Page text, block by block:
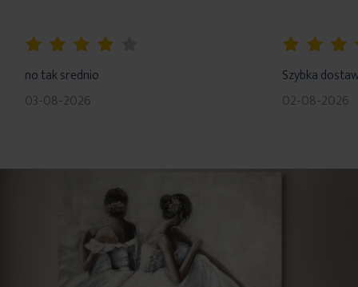
no tak srednio
03-08-2026
Szybka
02-08-2026